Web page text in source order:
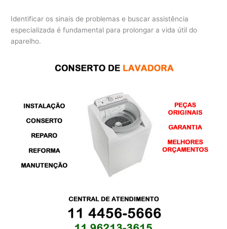
Identificar os sinais de problemas e buscar assistência
especializada é fundamental para prolongar a vida útil do
aparelho.